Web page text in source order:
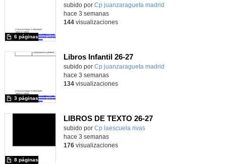
subido por Cp juanzaragueta madrid
6 páginas
hace 3 semanas
144visualizaciones
Libros Infantil 26-27
subido por Cp juanzaragueta madrid
3 páginas
hace 3 semanas
134visualizaciones
LIBROS DE TEXTO 26-27
subido por Cp laescuela rivas
8 páginas
-
hace 3 semanas
176visualizaciones